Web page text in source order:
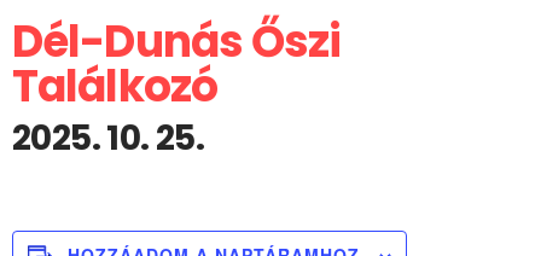
Dél-Dunás Őszi
Találkozó
2025. 10. 25.